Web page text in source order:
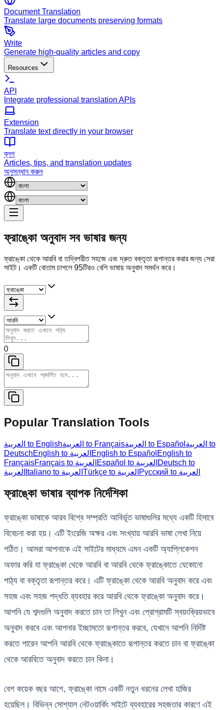
Document Translation
Translate large documents preserving formats
Write
Generate high-quality articles and copy
Resources
API
Integrate professional translation APIs
Extension
Translate text directly in your browser
ব্লগ
Articles, tips, and translation updates
অনুসন্ধান করুন
ফ্রাঙ্কো অনুবাদ সব ভাষার জন্য
ফ্রাঙ্কো থেকে আরবি বা তদ্বিপরীত সহজে এবং দ্রুত বক্তৃতা রূপান্তর করার জন্য সেরা
সাইট। একটি বোতাম চাপলে 95টিরও বেশি ভাষায় অনুবাদ সমর্থন করে।
0
Popular Translation Tools
العربية to English العربية to Français العربية to Español العربية to
Deutsch
English to العربية English to Español English to
Français
Français to العربية Español to العربية Deutsch to
العربية
Italiano to العربية Türkçe to العربية Русский to العربية
ফ্রাঙ্কো ভাষার ব্যাপক নির্দেশিকা
ফ্রাঙ্কো ভাষাকে আরব বিশ্বে সম্প্রতি আবির্ভূত ভাষাগুলির মধ্যে একটি হিসাবে
বিবেচনা করা হয়। এটি ইংরেজি অক্ষর এবং সংখ্যায় আরবি ভাষা লেখা নিয়ে
গঠিত। আমরা আপনাকে এই সাইটের মাধ্যমে এমন একটি অ্যাপ্লিকেশন
অফার করি যা ফ্রাঙ্কো থেকে আরবি বা আরবি থেকে ফ্রাঙ্কোতে যেকোনো
পাঠ্য বা বক্তৃতা রূপান্তর করে। এটি ফ্রাঙ্কো থেকে আরবি অনুবাদ করে এবং
সহজ এবং সহজ পদ্ধতি ব্যবহার করে আরবি থেকে ফ্রাঙ্কো অনুবাদ করে।
আপনি যে শব্দগুলি অনুবাদ করতে চান তা লিখুন এবং প্রোগ্রামটি স্বয়ংক্রিয়ভাবে
অনুবাদ করবে এবং আপনার ইচ্ছামতো রূপান্তর করবে, যেখানে আপনি নির্দিষ্ট
করতে পারেন আপনি আরবি থেকে ফ্রাঙ্কোতে রূপান্তর করতে চান বা ফ্রাঙ্কো
থেকে আরবিতে অনুবাদ করতে চান কিনা।
বেশ কয়েক বছর আগে, ফ্রাঙ্কো নামে একটি নতুন ধরনের লেখা হাজির
হয়েছিল। বিভিন্ন সোশ্যাল নেটওয়ার্কিং সাইটে ব্যবহারের সহজতার কারণে এই